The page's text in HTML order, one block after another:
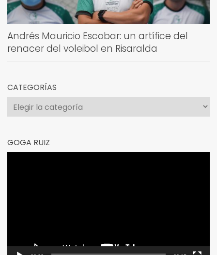
Andrés Mauricio Escobar: un artífice del
renacer del voleibol en Risaralda
CATEGORÍAS
Categorías
GOGA RUIZ